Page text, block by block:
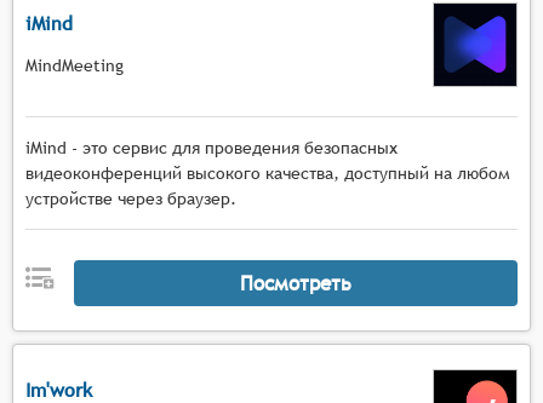
iMind
MindMeeting
iMind - это сервис для проведения безопасных
видеоконференций высокого качества, доступный на любом
устройстве через браузер.
Посмотреть
Im'work